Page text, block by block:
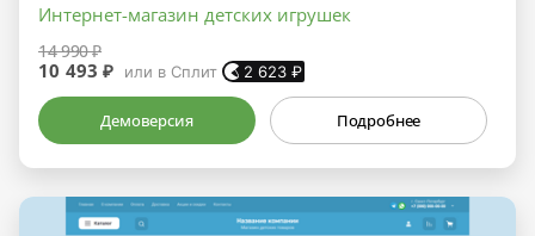
Интернет-магазин детских игрушек
14 990 ₽
10 493 ₽ или в Сплит 2 623₽
Демоверсия Подробнее